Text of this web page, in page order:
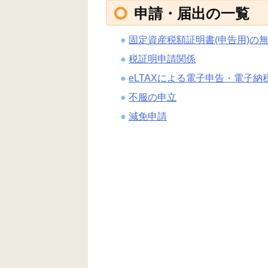
申請・届出の一覧
固定資産税額証明書(申告用)の
税証明申請関係
eLTAXによる電子申告・電子納
不服の申立
減免申請